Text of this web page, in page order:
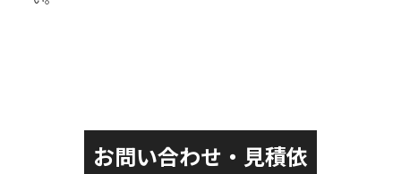
お問い合わせ・見積依